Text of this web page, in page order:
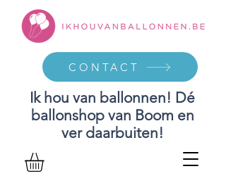
Ik hou van ballonnen! Dé
ballonshop van Boom en
ver daarbuiten!
CONTACT